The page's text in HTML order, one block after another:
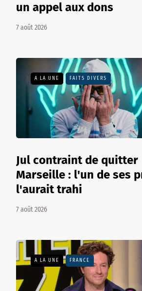
un appel aux dons
7 août 2026
A LA UNE FAITS DIVERS
Jul contraint de quitter
Marseille : l'un de ses
l'aurait trahi
7 août 2026
A LA UNE FRANCE